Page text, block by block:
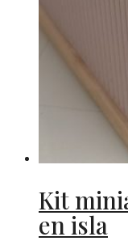
Kit
en isla